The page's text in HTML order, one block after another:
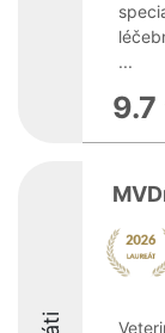
...
9.7